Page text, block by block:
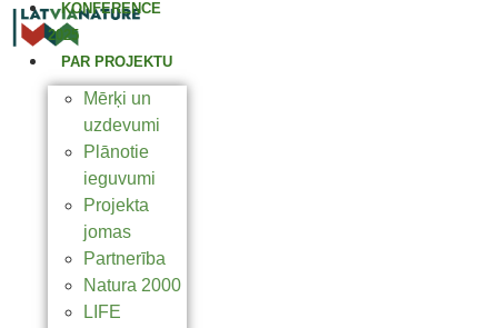
KONFERENCE
2025
PAR PROJEKTU
Mērķi un
uzdevumi
Plānotie
ieguvumi
Projekta
jomas
Partnerība
Natura 2000
LIFE